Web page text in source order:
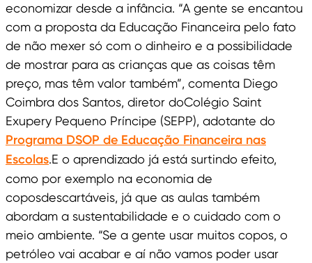
economizar desde a infância. “A gente se encantou
com a proposta da Educação Financeira pelo fato
de não mexer só com o dinheiro e a possibilidade
de mostrar para as crianças que as coisas têm
preço, mas têm valor também”, comenta Diego
Coimbra dos Santos, diretor doColégio Saint
Exupery Pequeno Príncipe (SEPP), adotante do
Programa DSOP de Educação Financeira nas
Escolas.E o aprendizado já está surtindo efeito,
como por exemplo na economia de
coposdescartáveis, já que as aulas também
abordam a sustentabilidade e o cuidado com o
meio ambiente. “Se a gente usar muitos copos, o
petróleo vai acabar e aí não vamos poder usar